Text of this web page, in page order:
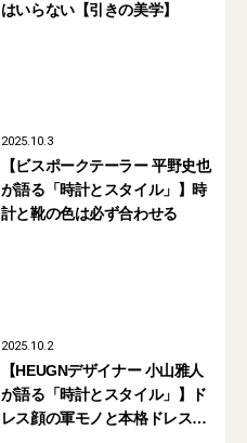
はいらない【引きの美学】
2025.10.3
【ビスポークテーラー 平野史也
が語る「時計とスタイル」】時
計と靴の色は必ず合わせる
2025.10.2
【HEUGNデザイナー 小山雅人
が語る「時計とスタイル」】ド
レス顔の軍モノと本格ドレス